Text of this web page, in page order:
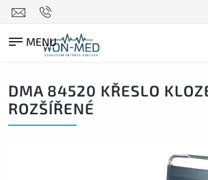
DMA 84520 KŘESLO
ROZŠÍŘENÉ